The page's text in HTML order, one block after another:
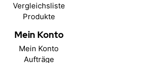
Vergleichsliste
Produkte
Mein Konto
Mein Konto
Aufträge